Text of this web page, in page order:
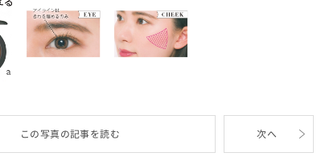
この写真の記事を読む 次へ